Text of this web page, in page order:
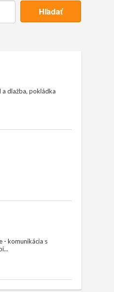
Hľadať
dlažba, pokládka
​- komunikácia s